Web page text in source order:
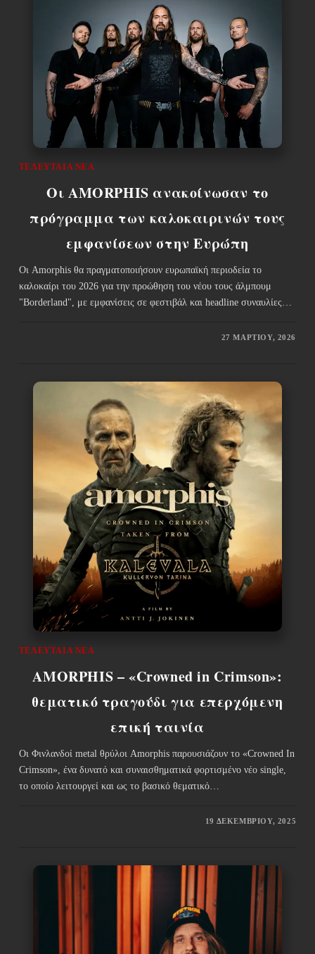
ΤΕΛΕΥΤΑΊΑ ΝΈΑ
Οι AMORPHIS ανακοίνωσαν το
πρόγραμμα των καλοκαιρινών τους
εμφανίσεων στην Ευρώπη
Οι Amorphis θα πραγματοποιήσουν ευρωπαϊκή περιοδεία το
καλοκαίρι του 2026 για την προώθηση του νέου τους άλμπουμ
"Borderland", με εμφανίσεις σε φεστιβάλ και headline συναυλίες…
27 ΜΑΡΤΊΟΥ, 2026
ΤΕΛΕΥΤΑΊΑ ΝΈΑ
AMORPHIS – «Crowned in Crimson»:
θεματικό τραγούδι για επερχόμενη
επική ταινία
Οι Φινλανδοί metal θρύλοι Amorphis παρουσιάζουν το «Crowned In
Crimson», ένα δυνατό και συναισθηματικά φορτισμένο νέο single,
το οποίο λειτουργεί και ως το βασικό θεματικό…
19 ΔΕΚΕΜΒΡΊΟΥ, 2025